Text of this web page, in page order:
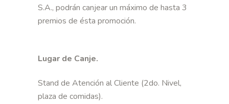
S.A., podrán canjear un máximo de hasta 3
premios de ésta promoción.
Lugar de Canje.
Stand de Atención al Cliente (2do. Nivel,
plaza de comidas).